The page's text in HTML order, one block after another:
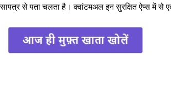
से पता चलता है। क्वांटमअल इन सुरक्षित ऐप्स में से